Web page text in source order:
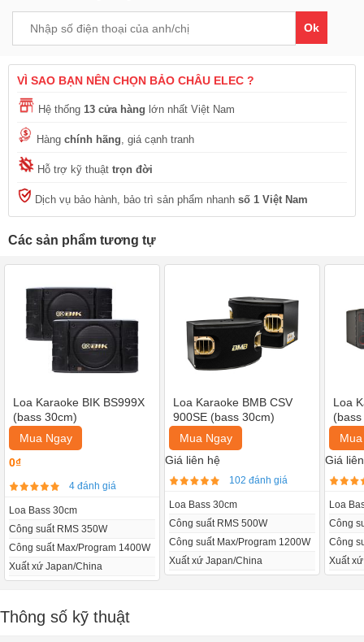
Ok
VÌ SAO BẠN NÊN CHỌN BẢO CHÂU ELEC ?
Hệ thống 13 cửa hàng lớn nhất Việt Nam
Hàng chính hãng , giá cạnh tranh
Hỗ trợ kỹ thuật trọn đời
Dịch vụ bảo hành, bảo trì sản phẩm nhanh số 1 Việt Nam
Các sản phẩm tương tự
Loa Karaoke BIK BS999X
(bass 30cm)
Mua Ngay
0₫
4 đánh giá
Loa Bass 30cm
Công suất RMS 350W
Công suất Max/Program 1400W
Xuất xứ Japan/China
Loa Karaoke BMB CSV
900SE (bass 30cm)
Mua Ngay
Giá liên hệ
102 đánh giá
Loa Bass 30cm
Công suất RMS 500W
Công suất Max/Program 1200W
Xuất xứ Japan/China
Loa
Giá
Loa
Công
Công
Xuất
Thông số kỹ thuật